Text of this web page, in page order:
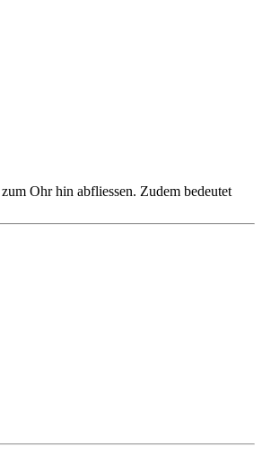
Ohr hin abfliessen. Zudem bedeutet